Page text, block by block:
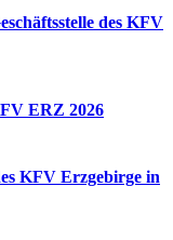
des KFV
ERZ 2026
KFV Erzgebirge in